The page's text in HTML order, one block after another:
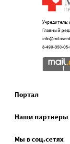
Главный
8-499-350-
Портал
Наши партнеры
Мы в соц.сетях